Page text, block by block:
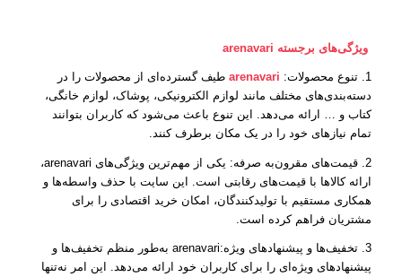
ویژگی‌های برجسته arenavari
1. تنوع محصولات: arenavariطیف گسترده‌ای از محصولات را در
دسته‌بندی‌های مختلف مانند لوازم الکترونیکی، پوشاک، لوازم خانگی،
کتاب و … ارائه می‌دهد. این تنوع باعث می‌شود که کاربران بتوانند
تمام نیازهای خود را در یک مکان برطرف کنند.
2. قیمت‌های مقرون‌به‌ صرفه: یکی از مهم‌ترین ویژگی‌های arenavari،
ارائه کالاها با قیمت‌های رقابتی است. این سایت با حذف واسطه‌ها و
همکاری مستقیم با تولیدکنندگان، امکان خرید اقتصادی را برای
مشتریان فراهم کرده است.
3. تخفیف‌ها و پیشنهادهای ویژه:arenavari به‌طور منظم تخفیف‌ها و
پیشنهادهای ویژه‌ای را برای کاربران خود ارائه می‌دهد. این امر نه‌تنها